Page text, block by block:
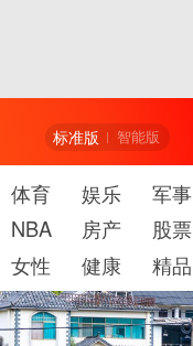
标准版 智能版
体育 娱乐 军事
NBA 房产 股票
女性 健康 精品